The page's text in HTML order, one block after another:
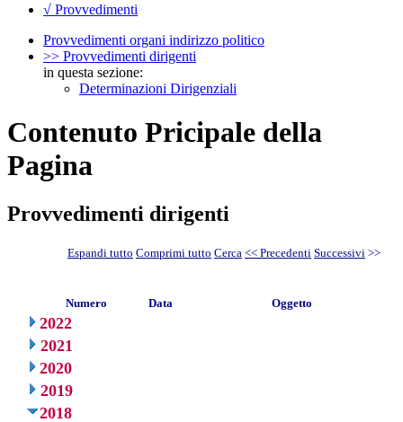
√ Provvedimenti
Provvedimenti organi indirizzo politico
>> Provvedimenti dirigenti
in questa sezione:
Determinazioni Dirigenziali
Contenuto Pricipale della
Pagina
Provvedimenti dirigenti
Espandi tutto Comprimi tutto Cerca << Precedenti Successivi >>
Numero Data Oggetto
2022
2021
2020
2019
2018